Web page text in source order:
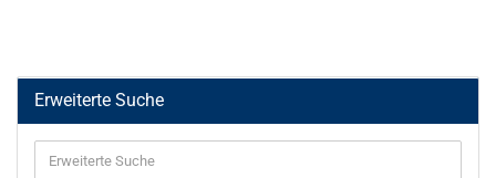
Erweiterte Suche
Suche